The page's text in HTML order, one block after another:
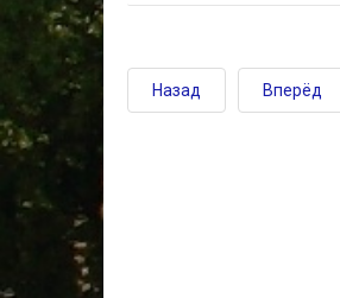
Назад Вперёд